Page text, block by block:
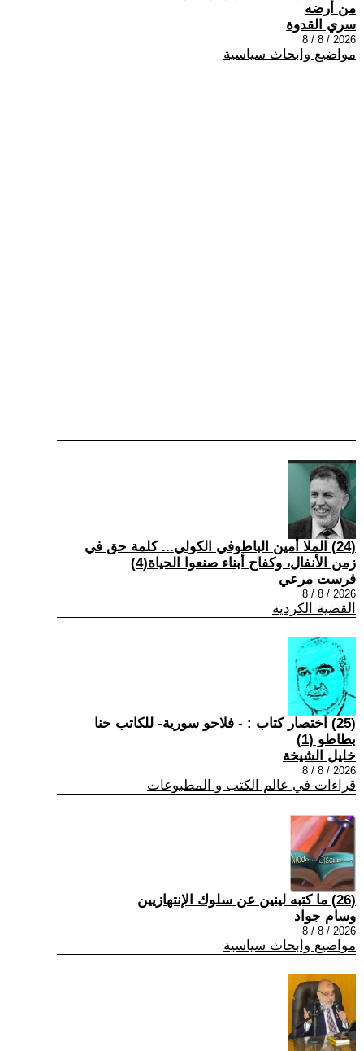
من أرضه
سري القدوة
2026 / 8 / 8
مواضيع وابحاث سياسية
(24) الملا أمين الباطوفي الكولي... كلمة حق في
زمن الأنفال، وكفاح أبناء صنعوا الحياة(4)
فرست مرعي
2026 / 8 / 8
القضية الكردية
(25) اختصار كتاب : - فلاحو سورية- للكاتب حنا
بطاطو (1)
خليل الشيخة
2026 / 8 / 8
قراءات في عالم الكتب و المطبوعات
(26) ما كتبه لينين عن سلوك الإنتهازيين
وسام جواد
2026 / 8 / 8
مواضيع وابحاث سياسية